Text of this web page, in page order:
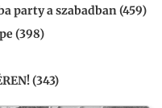
party a szabadban (459)
(398)
(343)